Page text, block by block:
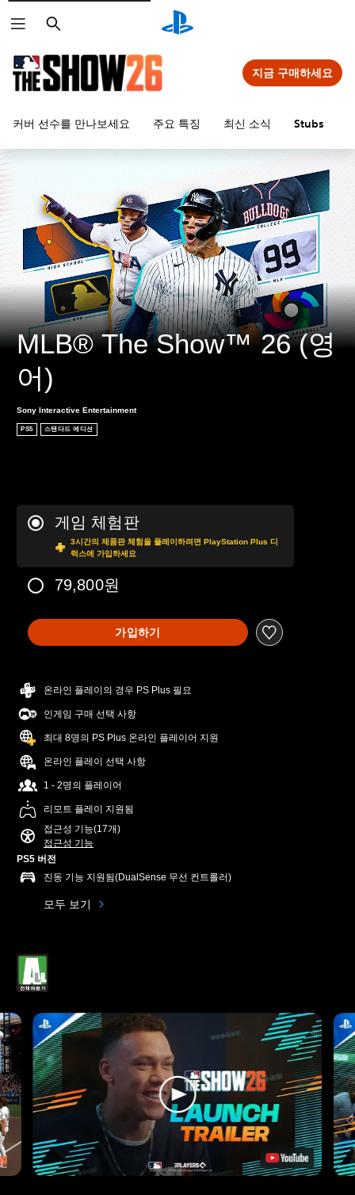
검
색
커버 선수를 만나보세요 주요 특징 최신 소식 Stubs
지금 구매하세요
MLB® The Show™ 26 (영
어)
Sony Interactive Entertainment
PS5 스탠다드 에디션
게임 체험판
3시간의 제품판 체험을 플레이하려면 PlayStation Plus 디
럭스에 가입하세요
79,800원
가입하기
온라인 플레이의 경우 PS Plus 필요
인게임 구매 선택 사항
최대 8명의 PS Plus 온라인 플레이어 지원
온라인 플레이 선택 사항
1 - 2명의 플레이어
리모트 플레이 지원됨
접근성 기능(17개)
접근성 기능
PS5 버전
진동 기능 지원됨(DualSense 무선 컨트롤러)
모두 보기